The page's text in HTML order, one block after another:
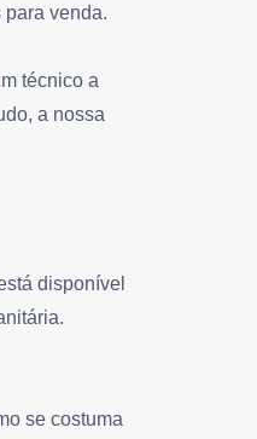
venda.
técnico a
a nossa
disponível
se costuma